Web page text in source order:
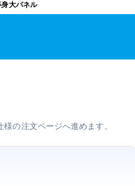
大パネル
の注文ページへ進めます。